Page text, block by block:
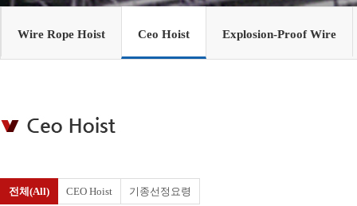
Wire Rope Hoist Ceo Hoist Explosion-Proof Wire
ceo hoist 카테고리
전체(All)
CEO Hoist 기종선정요령